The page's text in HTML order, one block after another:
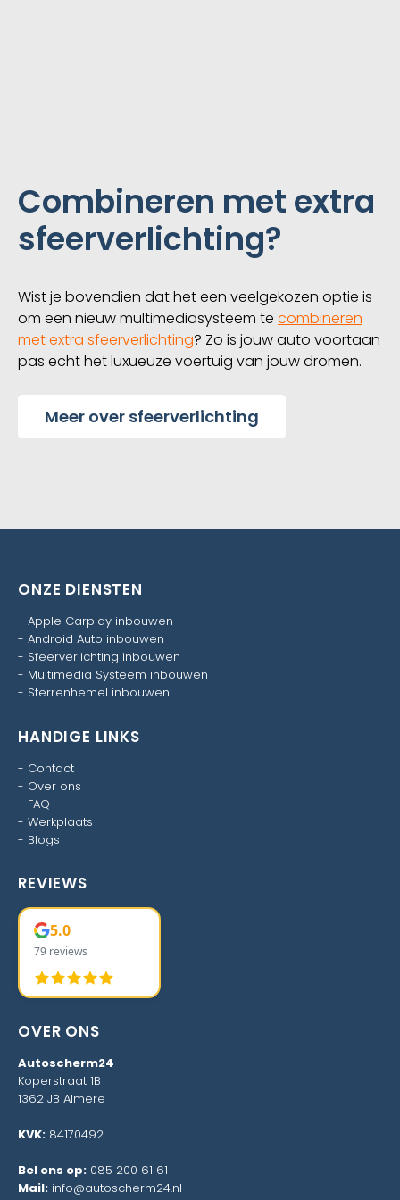
Combineren met extra
sfeerverlichting?
Wist je bovendien dat het een veelgekozen optie is
om een nieuw multimediasysteem te combineren
met extra sfeerverlichting? Zo is jouw auto voortaan
pas echt het luxueuze voertuig van jouw dromen.
Meer over sfeerverlichting
ONZE DIENSTEN
- Apple Carplay inbouwen
- Android Auto inbouwen
- Sfeerverlichting inbouwen
- Multimedia Systeem inbouwen
- Sterrenhemel inbouwen
HANDIGE LINKS
- Contact
- Over ons
- FAQ
- Werkplaats
- Blogs
REVIEWS
5.0
79 reviews
OVER ONS
Autoscherm24
Koperstraat 1B
1362 JB Almere
KVK: 84170492
Bel ons op: 085 200 61 61
Mail: info@autoscherm24.nl